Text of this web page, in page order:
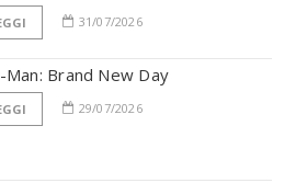
31/07/2026
Man: Brand New Day
29/07/2026